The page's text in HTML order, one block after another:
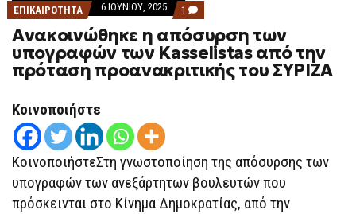
ΕΠΙΚΑΙΡΟΤΗΤΑ 6 ΙΟΥΝΊΟΥ, 2025 1 COMMENT
ON
ΑΝΑΚΟΙΝΏΘΗΚΕ
Η
ΑΠΌΣΥΡΣΗ
ΤΩΝ
ΥΠΟΓΡΑΦΏΝ
ΠΡΟΑΝΑΚΡΙΤΙΚΉΣ
ΤΟΥ
ΣΥΡΙΖΑ
Ανακοινώθηκε η απόσυρση των
υπογραφών των Kasselistas από την
πρόταση προανακριτικής του ΣΥΡΙΖΑ
Κοινοποιήστε
ΚοινοποιήστεΣτη γνωστοποίηση της απόσυρσης των
υπογραφών των ανεξάρτητων βουλευτών που
πρόσκεινται στο Κίνημα Δημοκρατίας, από την